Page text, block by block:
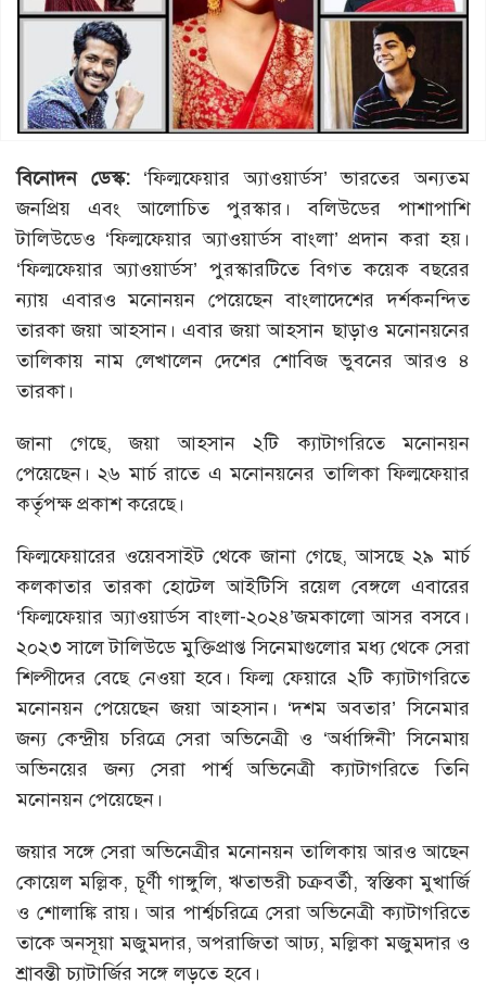
বিনোদন ডেস্ক: ‘ফিল্মফেয়ার অ্যাওয়ার্ডস’ ভারতের অন্যতম
জনপ্রিয় এবং আলোচিত পুরস্কার। বলিউডের পাশাপাশি
টালিউডেও ‘ফিল্মফেয়ার অ্যাওয়ার্ডস বাংলা’ প্রদান করা হয়।
‘ফিল্মফেয়ার অ্যাওয়ার্ডস’ পুরস্কারটিতে বিগত কয়েক বছরের
ন্যায় এবারও মনোনয়ন পেয়েছেন বাংলাদেশের দর্শকনন্দিত
তারকা জয়া আহসান। এবার জয়া আহসান ছাড়াও মনোনয়নের
তালিকায় নাম লেখালেন দেশের শোবিজ ভুবনের আরও ৪
তারকা।
জানা গেছে, জয়া আহসান ২টি ক্যাটাগরিতে মনোনয়ন
পেয়েছেন। ২৬ মার্চ রাতে এ মনোনয়নের তালিকা ফিল্মফেয়ার
কর্তৃপক্ষ প্রকাশ করেছে।
ফিল্মফেয়ারের ওয়েবসাইট থেকে জানা গেছে, আসছে ২৯ মার্চ
কলকাতার তারকা হোটেল আইটিসি রয়েল বেঙ্গলে এবারের
‘ফিল্মফেয়ার অ্যাওয়ার্ডস বাংলা-২০২৪’জমকালো আসর বসবে।
২০২৩ সালে টালিউডে মুক্তিপ্রাপ্ত সিনেমাগুলোর মধ্য থেকে সেরা
শিল্পীদের বেছে নেওয়া হবে। ফিল্ম ফেয়ারে ২টি ক্যাটাগরিতে
মনোনয়ন পেয়েছেন জয়া আহসান। ‘দশম অবতার’ সিনেমার
জন্য কেন্দ্রীয় চরিত্রে সেরা অভিনেত্রী ও ‘অর্ধাঙ্গিনী’ সিনেমায়
অভিনয়ের জন্য সেরা পার্শ্ব অভিনেত্রী ক্যাটাগরিতে তিনি
মনোনয়ন পেয়েছেন।
জয়ার সঙ্গে সেরা অভিনেত্রীর মনোনয়ন তালিকায় আরও আছেন
কোয়েল মল্লিক, চূর্ণী গাঙ্গুলি, ঋতাভরী চক্রবর্তী, স্বস্তিকা মুখার্জি
ও শোলাঙ্কি রায়। আর পার্শ্বচরিত্রে সেরা অভিনেত্রী ক্যাটাগরিতে
তাকে অনসূয়া মজুমদার, অপরাজিতা আঢ্য, মল্লিকা মজুমদার ও
শ্রাবন্তী চ্যাটার্জির সঙ্গে লড়তে হবে।